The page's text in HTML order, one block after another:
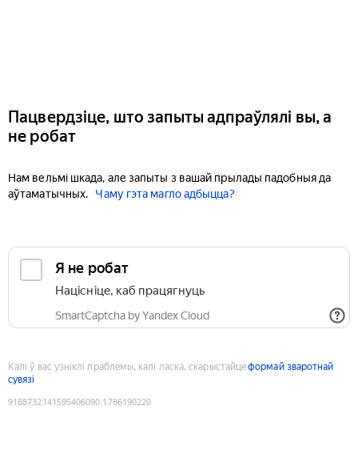
Пацвердзіце, што запыты адпраўлялі вы, а
не робат
Нам вельмі шкада, але запыты з вашай прылады падобныя да
аўтаматычных.
Чаму гэта магло адбыцца?
Я не робат
Націсніце, каб працягнуць
SmartCaptcha by Yandex Cloud
Калі ў вас узніклі праблемы, калі ласка, скарыстайцеформай зваротнай
сувязі
9188732141595406090:1786190220